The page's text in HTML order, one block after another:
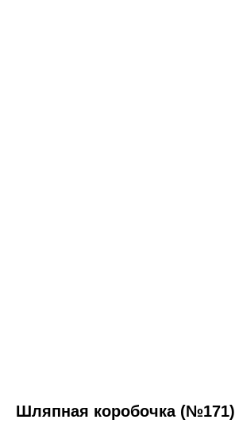
Шляпная коробочка (№171)